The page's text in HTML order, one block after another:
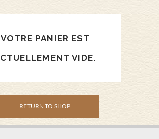
VOTRE PANIER EST
VIDE.
RETURN TO SHOP